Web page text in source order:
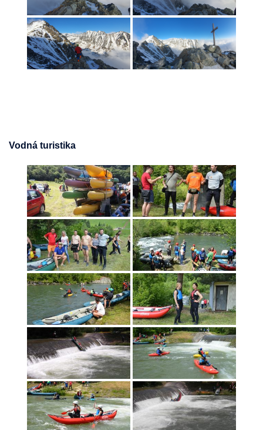
Vodná turistika